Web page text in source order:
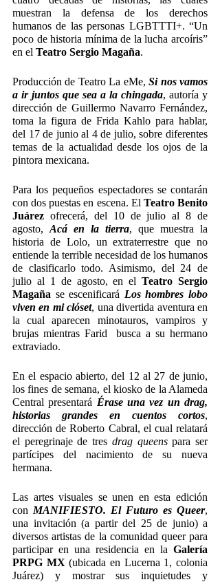
muestran la defensa de los derechos
humanos de las personas LGBTTTI+. “Un
poco de historia mínima de la lucha arcoíris”
en el Teatro Sergio Magaña.
Producción de Teatro La eMe, Si nos vamos
a ir juntos que sea a la chingada, autoría y
dirección de Guillermo Navarro Fernández,
toma la figura de Frida Kahlo para hablar,
del 17 de junio al 4 de julio, sobre diferentes
temas de la actualidad desde los ojos de la
pintora mexicana.
Para los pequeños espectadores se contarán
con dos puestas en escena. El Teatro Benito
Juárez ofrecerá, del 10 de julio al 8 de
agosto, Acá en la tierra, que muestra la
historia de Lolo, un extraterrestre que no
entiende la terrible necesidad de los humanos
de clasificarlo todo. Asimismo, del 24 de
julio al 1 de agosto, en el Teatro Sergio
Magaña se escenificará Los hombres lobo
viven en mi clóset, una divertida aventura en
la cual aparecen minotauros, vampiros y
brujas mientras Farid  busca a su hermano
extraviado.
En el espacio abierto, del 12 al 27 de junio,
los fines de semana, el kiosko de la Alameda
Central presentará Érase una vez un drag,
historias grandes en cuentos cortos,
dirección de Roberto Cabral, el cual relatará
el peregrinaje de tres drag queens para ser
partícipes del nacimiento de su nueva
hermana.
Las artes visuales se unen en esta edición
con MANIFIESTO. El Futuro es Queer,
una invitación (a partir del 25 de junio) a
diversos artistas de la comunidad queer para
participar en una residencia en la Galería
PRPG MX (ubicada en Lucerna 1, colonia
Juárez) y mostrar sus inquietudes y